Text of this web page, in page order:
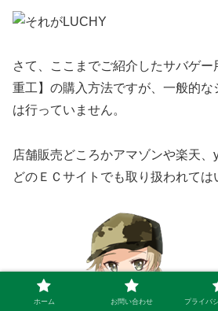
さて、ここまでご紹介したサバゲ
重工】の購入方法ですが、一般的な
は行っていません。
店舗販売どころかアマゾンや楽天
どのＥＣサイトでも取り扱われては
ホーム お問い合わせ プライバ